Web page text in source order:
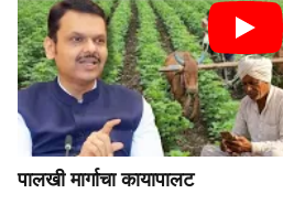
पालखी मार्गाचा कायापालट